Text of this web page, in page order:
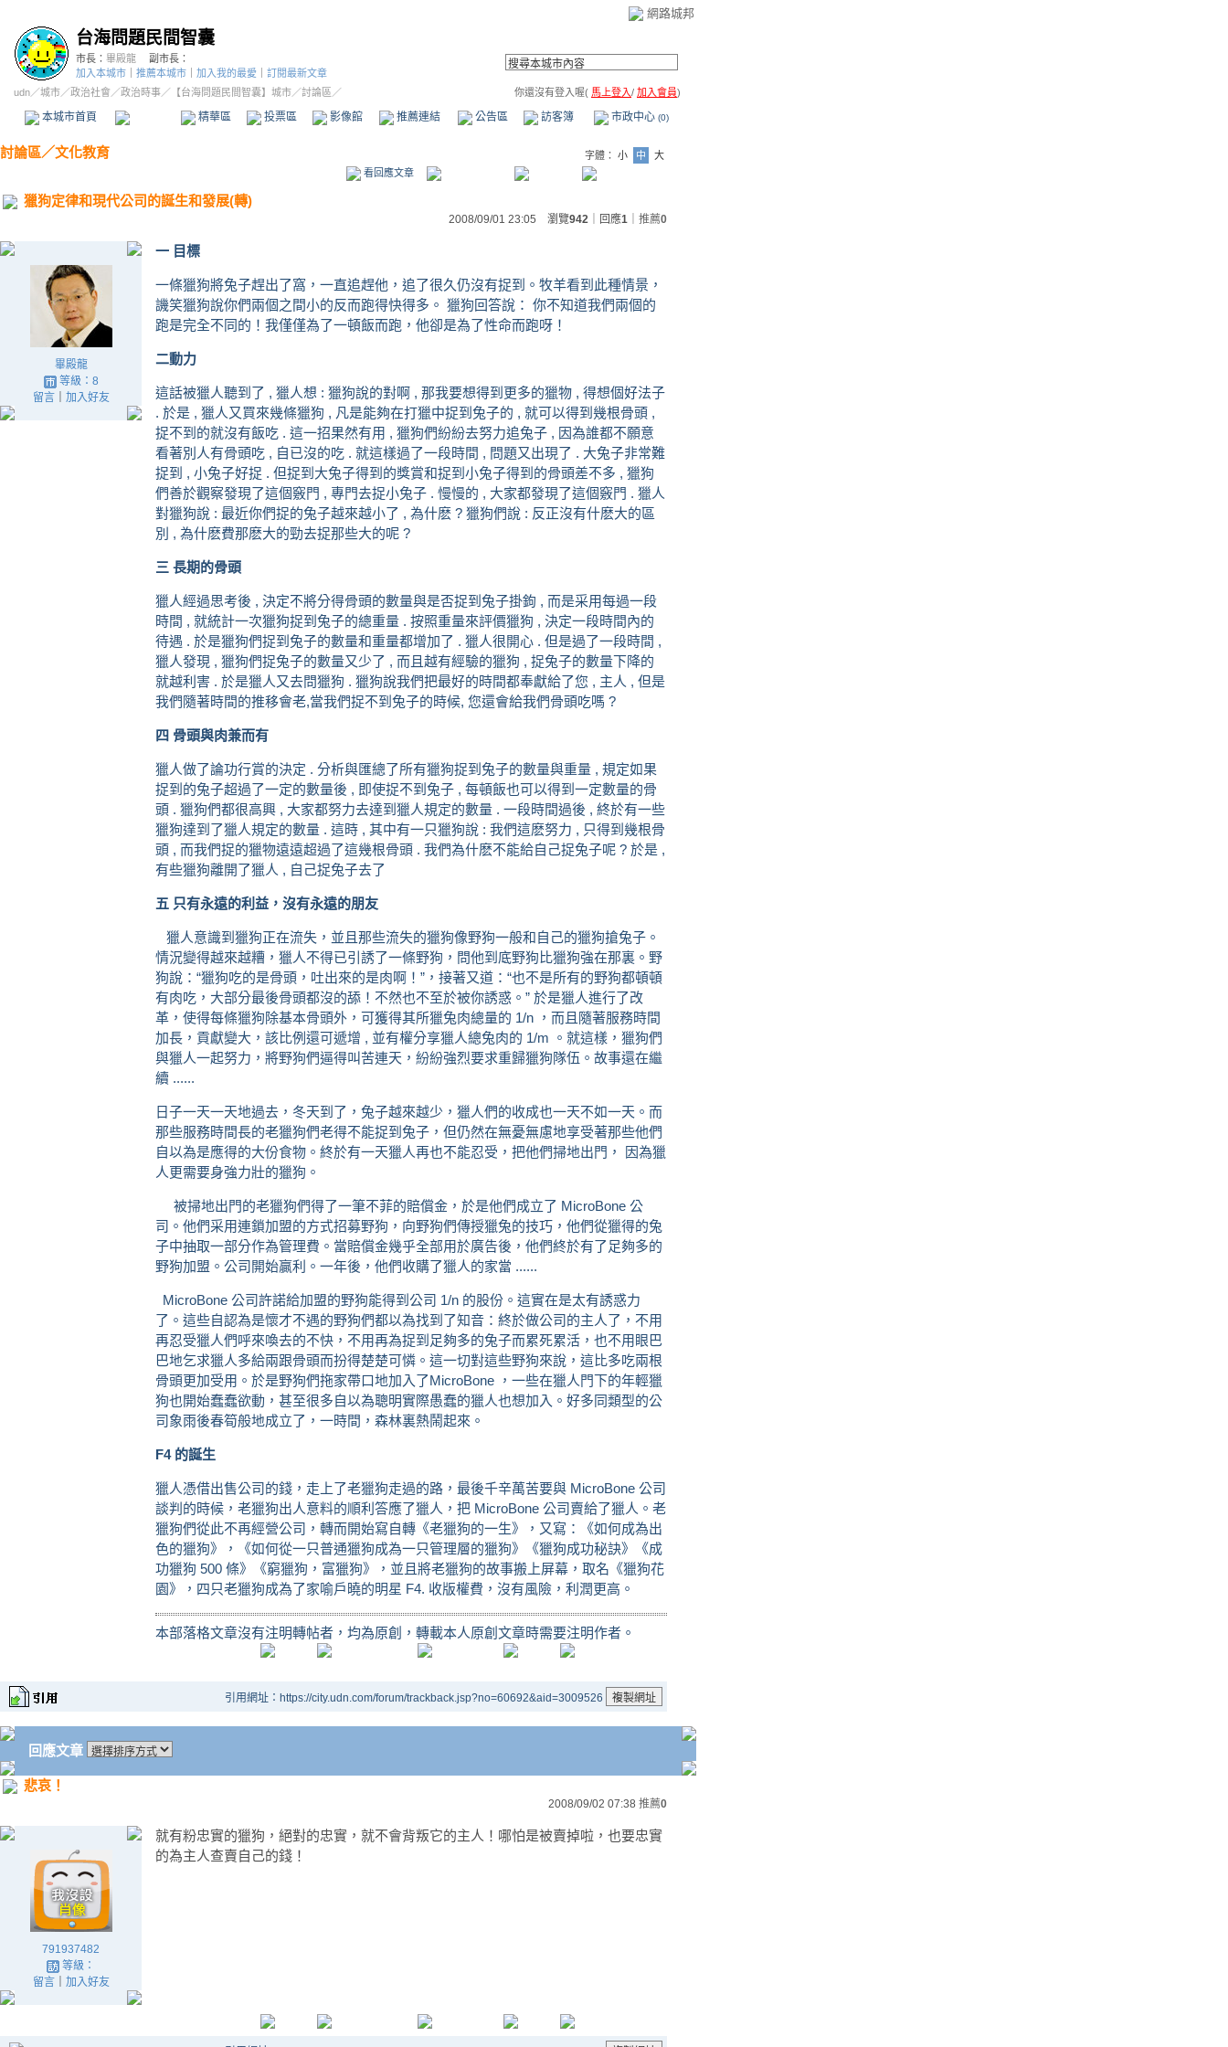
網路城邦
台海問題民間智囊
市長： 畢殿龍
副市長：
加入本城市
推薦本城市 加入我的最愛
訂閱最新文章
udn／城市／政治社會 ／政治時事／ 【台海問題民間智囊】城市／討論區／ 你還沒有登入喔( 馬上登入/ 加入會員)
本城市首頁 精華區 投票區 影像館 推薦連結 公告區 訪客簿 市政中心 (0)
討論區／文化教育 字體： 小 中
大
看回應文章
獵狗定律和現代公司的誕生和發展(轉)
2008/09/01 23:05 瀏覽942 ｜回應1 推薦0
畢殿龍
等級：8
留言｜ 加入好友
一 目標
一條獵狗將兔子趕出了窩，一直追趕他，追了很久仍沒有捉到。牧羊看到此種情景，
譏笑獵狗說你們兩個之間小的反而跑得快得多。 獵狗回答說： 你不知道我們兩個的
跑是完全不同的！我僅僅為了一頓飯而跑，他卻是為了性命而跑呀！
二動力
這話被獵人聽到了 , 獵人想 : 獵狗說的對啊 , 那我要想得到更多的獵物 , 得想個好法子
. 於是 , 獵人又買來幾條獵狗 , 凡是能夠在打獵中捉到兔子的 , 就可以得到幾根骨頭 ,
捉不到的就沒有飯吃 . 這一招果然有用 , 獵狗們紛紛去努力追兔子 , 因為誰都不願意
看著別人有骨頭吃 , 自已沒的吃 . 就這樣過了一段時間 , 問題又出現了 . 大兔子非常難
捉到 , 小兔子好捉 . 但捉到大兔子得到的獎賞和捉到小兔子得到的骨頭差不多 , 獵狗
們善於觀察發現了這個竅門 , 專門去捉小兔子 . 慢慢的 , 大家都發現了這個竅門 . 獵人
對獵狗說 : 最近你們捉的兔子越來越小了 , 為什麽 ? 獵狗們說 : 反正沒有什麽大的區
別 , 為什麽費那麽大的勁去捉那些大的呢 ?
三 長期的骨頭
獵人經過思考後 , 決定不將分得骨頭的數量與是否捉到兔子掛鉤 , 而是采用每過一段
時間 , 就統計一次獵狗捉到兔子的總重量 . 按照重量來評價獵狗 , 決定一段時間內的
待遇 . 於是獵狗們捉到兔子的數量和重量都增加了 . 獵人很開心 . 但是過了一段時間 ,
獵人發現 , 獵狗們捉兔子的數量又少了 , 而且越有經驗的獵狗 , 捉兔子的數量下降的
就越利害 . 於是獵人又去問獵狗 . 獵狗說我們把最好的時間都奉獻給了您 , 主人 , 但是
我們隨著時間的推移會老,當我們捉不到兔子的時候, 您還會給我們骨頭吃嗎 ?
四 骨頭與肉兼而有
獵人做了論功行賞的決定 . 分析與匯總了所有獵狗捉到兔子的數量與重量 , 規定如果
捉到的兔子超過了一定的數量後 , 即使捉不到兔子 , 每頓飯也可以得到一定數量的骨
頭 . 獵狗們都很高興 , 大家都努力去達到獵人規定的數量 . 一段時間過後 , 終於有一些
獵狗達到了獵人規定的數量 . 這時 , 其中有一只獵狗說 : 我們這麽努力 , 只得到幾根骨
頭 , 而我們捉的獵物遠遠超過了這幾根骨頭 . 我們為什麽不能給自己捉兔子呢 ? 於是 ,
有些獵狗離開了獵人 , 自己捉兔子去了
五 只有永遠的利益，沒有永遠的朋友
獵人意識到獵狗正在流失，並且那些流失的獵狗像野狗一般和自己的獵狗搶兔子。
情況變得越來越糟，獵人不得已引誘了一條野狗，問他到底野狗比獵狗強在那裏。野
狗說：“獵狗吃的是骨頭，吐出來的是肉啊！”，接著又道：“也不是所有的野狗都頓頓
有肉吃，大部分最後骨頭都沒的舔！不然也不至於被你誘惑。” 於是獵人進行了改
革，使得每條獵狗除基本骨頭外，可獲得其所獵兔肉總量的 1/n ，而且隨著服務時間
加長，貢獻變大，該比例還可遞增 , 並有權分享獵人總兔肉的 1/m 。就這樣，獵狗們
與獵人一起努力，將野狗們逼得叫苦連天，紛紛強烈要求重歸獵狗隊伍。故事還在繼
續 ......
日子一天一天地過去，冬天到了，兔子越來越少，獵人們的收成也一天不如一天。而
那些服務時間長的老獵狗們老得不能捉到兔子，但仍然在無憂無慮地享受著那些他們
自以為是應得的大份食物。終於有一天獵人再也不能忍受，把他們掃地出門， 因為獵
人更需要身強力壯的獵狗。
被掃地出門的老獵狗們得了一筆不菲的賠償金，於是他們成立了 MicroBone 公
司。他們采用連鎖加盟的方式招募野狗，向野狗們傳授獵兔的技巧，他們從獵得的兔
子中抽取一部分作為管理費。當賠償金幾乎全部用於廣告後，他們終於有了足夠多的
野狗加盟。公司開始贏利。一年後，他們收購了獵人的家當 ......
MicroBone 公司許諾給加盟的野狗能得到公司 1/n 的股份。這實在是太有誘惑力
了。這些自認為是懷才不遇的野狗們都以為找到了知音：終於做公司的主人了，不用
再忍受獵人們呼來喚去的不快，不用再為捉到足夠多的兔子而累死累活，也不用眼巴
巴地乞求獵人多給兩跟骨頭而扮得楚楚可憐。這一切對這些野狗來說，這比多吃兩根
骨頭更加受用。於是野狗們拖家帶口地加入了MicroBone ，一些在獵人門下的年輕獵
狗也開始蠢蠢欲動，甚至很多自以為聰明實際愚蠢的獵人也想加入。好多同類型的公
司象雨後春筍般地成立了，一時間，森林裏熱鬧起來。
F4 的誕生
獵人憑借出售公司的錢，走上了老獵狗走過的路，最後千辛萬苦要與 MicroBone 公司
談判的時候，老獵狗出人意料的順利答應了獵人，把 MicroBone 公司賣給了獵人。老
獵狗們從此不再經營公司，轉而開始寫自轉《老獵狗的一生》，又寫：《如何成為出
色的獵狗》，《如何從一只普通獵狗成為一只管理層的獵狗》《獵狗成功秘訣》《成
功獵狗 500 條》《窮獵狗，富獵狗》，並且將老獵狗的故事搬上屏幕，取名《獵狗花
園》，四只老獵狗成為了家喻戶曉的明星 F4. 收版權費，沒有風險，利潤更高。
本部落格文章沒有注明轉帖者，均為原創，轉載本人原創文章時需要注明作者。
引用網址：https://city.udn.com/forum/trackback.jsp?no=60692&aid=3009526
回應文章
悲哀！
2008/09/02 07:38 推薦0
791937482
等級：
留言｜ 加入好友
就有粉忠實的獵狗，絕對的忠實，就不會背叛它的主人！哪怕是被賣掉啦，也要忠實
的為主人查賣自己的錢！